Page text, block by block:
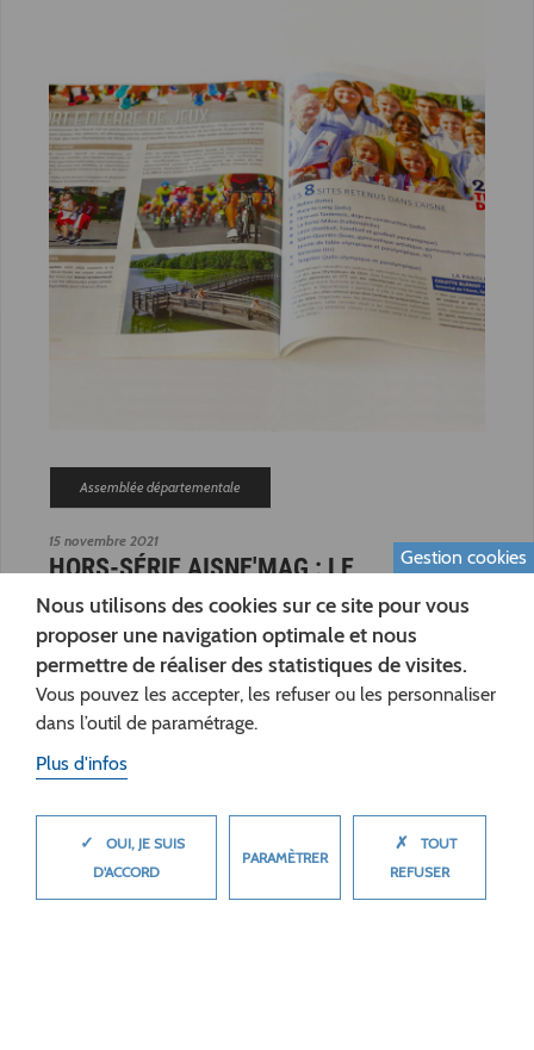
15 novembre 2021
Assemblée départementale
HORS-SÉRIE AISNE'MAG : LE
DÉPARTEMENT À VOTRE SERVICE
Actualité
Gestion cookies
Nous utilisons des cookies sur ce site pour vous
proposer une navigation optimale et nous
permettre de réaliser des statistiques de visites.
Vous pouvez les accepter, les refuser ou les personnaliser
dans l’outil de paramétrage.
Plus d'infos
✓
OUI, JE SUIS
D'ACCORD
PARAMÈTRER
✗
TOUT
REFUSER
MASQUER